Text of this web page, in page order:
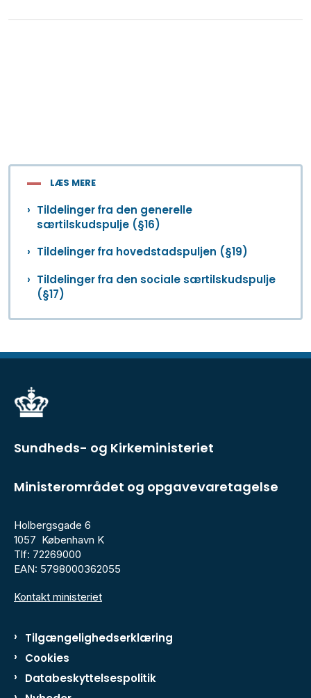
LÆS MERE
Tildelinger fra den generelle
særtilskudspulje (§16)
Tildelinger fra hovedstadspuljen (§19)
Tildelinger fra den sociale særtilskudspulje
(§17)
Sundheds- og Kirkeministeriet
Ministerområdet og opgavevaretagelse
Holbergsgade 6
1057 København K
Tlf: 72269000
EAN: 5798000362055
Kontakt ministeriet
Tilgængelighedserklæring
Cookies
Databeskyttelsespolitik